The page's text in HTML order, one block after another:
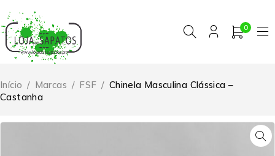
0
Início / Marcas / FSF / Chinela Masculina Clássica –
Castanha